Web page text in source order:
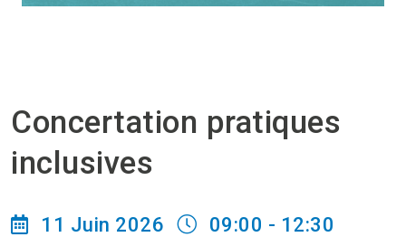
Concertation pratiques
inclusives
11 Juin 2026 09:00 - 12:30